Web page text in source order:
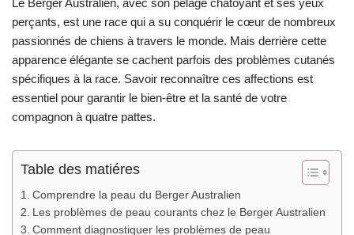
Le Berger Australien, avec son pelage chatoyant et ses yeux
perçants, est une race qui a su conquérir le cœur de nombreux
passionnés de chiens à travers le monde. Mais derrière cette
apparence élégante se cachent parfois des problèmes cutanés
spécifiques à la race. Savoir reconnaître ces affections est
essentiel pour garantir le bien-être et la santé de votre
compagnon à quatre pattes.
Table des matiéres
Comprendre la peau du Berger Australien
Les problèmes de peau courants chez le Berger Australien
Comment diagnostiquer les problèmes de peau